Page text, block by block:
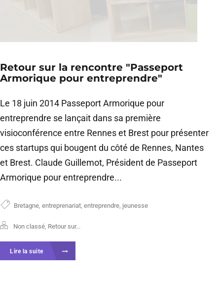
Retour sur la rencontre "Passeport
Armorique pour entreprendre"
Le 18 juin 2014 Passeport Armorique pour
entreprendre se lançait dans sa première
visioconférence entre Rennes et Brest pour présenter
ces startups qui bougent du côté de Rennes, Nantes
et Brest. Claude Guillemot, Président de Passeport
Armorique pour entreprendre...
Bretagne entreprenariat entreprendre jeunesse
Non classé Retour sur...
Lire la suite